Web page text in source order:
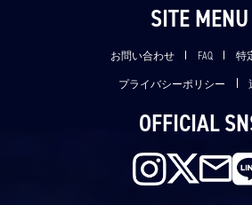
SITE MENU
お問い合わせ FAQ 特
プライバシーポリシー
OFFICIAL